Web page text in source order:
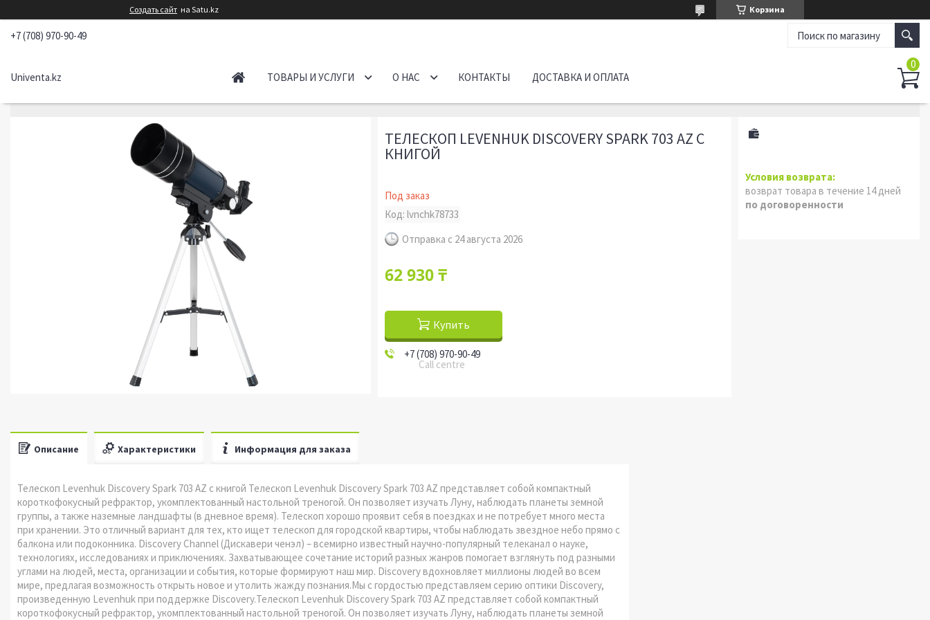
Создать сайт на Satu.kz Корзина
+7 (708) 970-90-49
Univenta.kz ТОВАРЫ И УСЛУГИ О НАС КОНТАКТЫ ДОСТАВКА И ОПЛАТА
ТЕЛЕСКОП LEVENHUK DISCOVERY SPARK 703 AZ С
КНИГОЙ
Под заказ
Код:lvnchk78733
Отправка с 24 августа 2026
62 930 ₸
Купить
+7 (708) 970-90-49
Call centre
возврат товара в течение 14 дней
по договоренности
Описание Характеристики Информация для заказа
Телескоп Levenhuk Discovery Spark 703 AZ с книгой Телескоп Levenhuk Discovery Spark 703 AZ представляет собой компактный
короткофокусный рефрактор, укомплектованный настольной треногой. Он позволяет изучать Луну, наблюдать планеты земной
группы, а также наземные ландшафты (в дневное время). Телескоп хорошо проявит себя в поездках и не потребует много места
при хранении. Это отличный вариант для тех, кто ищет телескоп для городской квартиры, чтобы наблюдать звездное небо прямо с
балкона или подоконника. Discovery Channel (Дискавери ченэл) – всемирно известный научно-популярный телеканал о науке,
технологиях, исследованиях и приключениях. Захватывающее сочетание историй разных жанров помогает взглянуть под разными
углами на людей, места, организации и события, которые формируют наш мир. Discovery вдохновляет миллионы людей во всем
мире, предлагая возможность открыть новое и утолить жажду познания.Мы с гордостью представляем серию оптики Discovery,
произведенную Levenhuk при поддержке Discovery.Телескоп Levenhuk Discovery Spark 703 AZ представляет собой компактный
короткофокусный рефрактор, укомплектованный настольной треногой. Он позволяет изучать Луну, наблюдать планеты земной